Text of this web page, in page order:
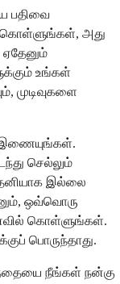
பதிவை
கொள்ளுங்கள், அது
உங்கள்
முடிவுகளை
இணையுங்கள்.
செல்லும்
இல்லை
ஒவ்வொரு
கொள்ளுங்கள்.
பொருந்தாது.
நீங்கள் நன்கு